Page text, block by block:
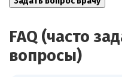
FAQ (часто
вопросы)